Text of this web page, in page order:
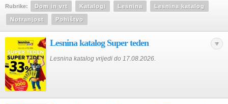
Rubrike: Dom in vrt Katalogi Lesnina Lesnina katalog
Notranjost Pohištvo
Lesnina katalog Super teden
Lesnina katalog vrijedi do 17.08.2026.